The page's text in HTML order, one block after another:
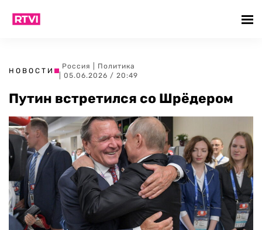
НОВОСТИ
Россия
Политика
| 05.06.2026 / 20:49
Путин встретился со Шрёдером